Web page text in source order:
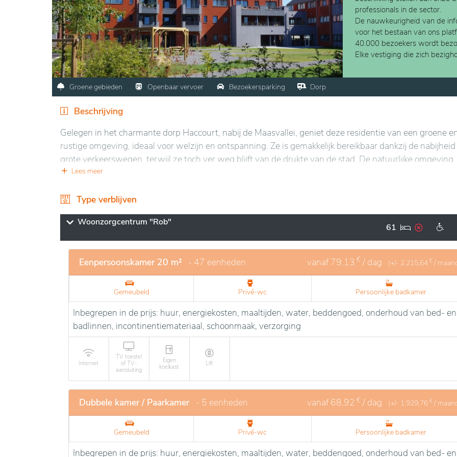
professionals in de sector.
De nauwkeurigheid van de
voor het bestaan van ons
40.000 bezoekers wordt
Elke vestiging die zich
Groene gebieden Openbaar vervoer Bezoekersparking Dorp
Beschrijving
Gelegen in het charmante dorp Haccourt, nabij de Maasvallei, geniet deze residentie van een groene
rustige omgeving, ideaal voor welzijn en ontspanning. Ze is gemakkelijk bereikbaar dankzij de
grote verkeerswegen, terwijl ze toch ver weg blijft van de drukte van de stad. De natuurlijke
weiden en tuinen, biedt een perfecte plek voor rust en sereniteit.
Het gebouw onderscheidt zich door lichte en moderne ruimtes die een warme en gezellige sfeer
kamers zijn ruim en comfortabel, en aangepast aan de behoeften van de bewoners. Bovendien worden
van culturele, recreatieve en therapeutische activiteiten georganiseerd om sociale contacten en
stimulatie te bevorderen. Tot slot zorgt een toegewijd en professioneel team voor een persoonlijke
begeleiding, waarbij veiligheid en respect voor individuele wensen centraal staan, in een omgeving
men zich thuis kan voelen.
Lees meer
Type verblijven
Woonzorgcentrum "Rob" 61
Eenpersoonskamer 20 m² - 47 eenheden vanaf79,13 € / dag (+/- 2.215,64 € /
Gemeubeld Privé-wc Persoonlijke badkamer
Inbegrepen in de prijs: huur, energiekosten, maaltijden, water, beddengoed, onderhoud van bed- en
badlinnen, incontinentiemateriaal, schoonmaak, verzorging
Internet
TV toestel
of TV-
aansluiting
Eigen
koelkast
Lift
Dubbele kamer / Paarkamer - 5 eenheden vanaf68,92 € / dag (+/- 1.929,76 € /
Gemeubeld Privé-wc Persoonlijke badkamer
Inbegrepen in de prijs: huur, energiekosten, maaltijden, water, beddengoed, onderhoud van bed- en